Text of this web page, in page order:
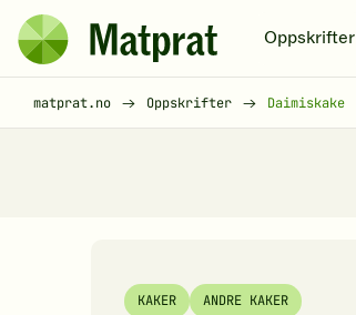
Hopp til hovedinnhold
Matprat
hjemmeside
Oppskrifter
matprat.no Oppskrifter Daimiskake
KAKER ANDRE KAKER